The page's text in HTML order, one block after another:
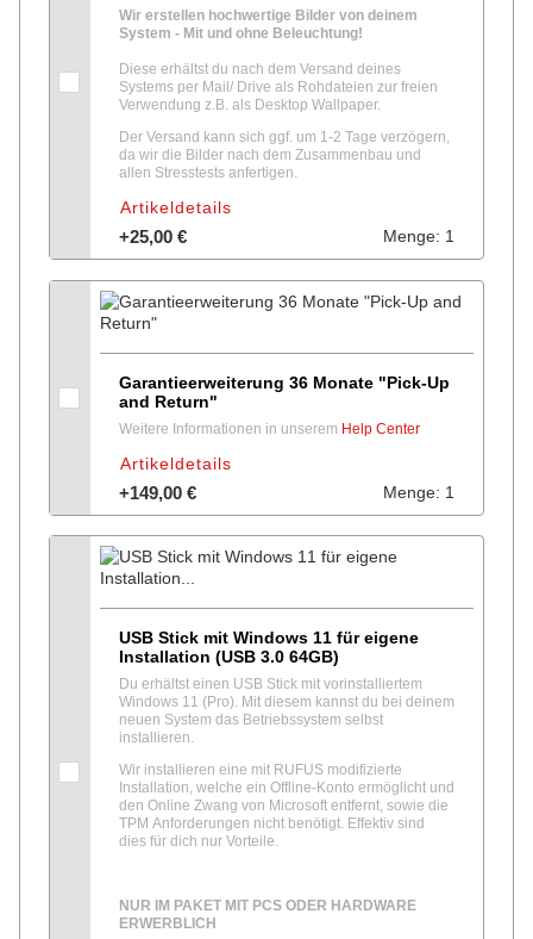
Wir erstellen hochwertige Bilder von deinem
System - Mit und ohne Beleuchtung!
Diese erhältst du nach dem Versand deines
Systems per Mail/ Drive als Rohdateien zur freien
Verwendung z.B. als Desktop Wallpaper.
Der Versand kann sich ggf. um 1-2 Tage verzögern,
da wir die Bilder nach dem Zusammenbau und
allen Stresstests anfertigen.
Artikeldetails
+25,00 € Menge: 1
Garantieerweiterung 36 Monate "Pick-Up
and Return"
Weitere Informationen in unserem Help Center
Artikeldetails
+149,00 € Menge: 1
USB Stick mit Windows 11 für eigene
Installation (USB 3.0 64GB)
Du erhältst einen USB Stick mit vorinstalliertem
Windows 11 (Pro). Mit diesem kannst du bei deinem
neuen System das Betriebssystem selbst
installieren.
Wir installieren eine mit RUFUS modifizierte
Installation, welche ein Offline-Konto ermöglicht und
den Online Zwang von Microsoft entfernt, sowie die
TPM Anforderungen nicht benötigt. Effektiv sind
dies für dich nur Vorteile.
NUR IM PAKET MIT PCS ODER HARDWARE
ERWERBLICH